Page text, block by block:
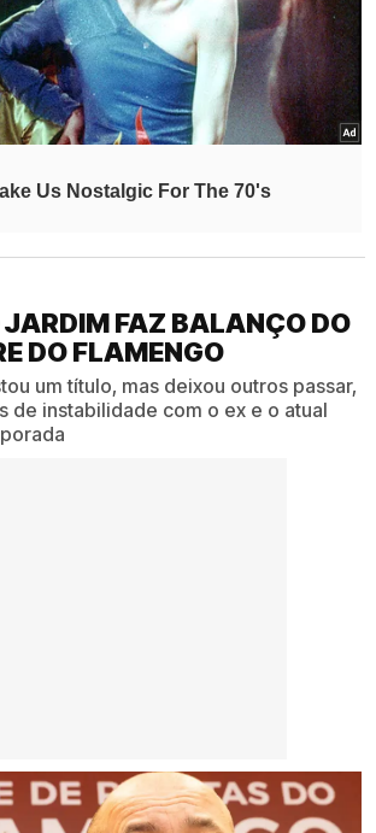
JARDIM FAZ BALANÇO DO
DO FLAMENGO
um título, mas deixou outros passar,
de instabilidade com o ex e o atual